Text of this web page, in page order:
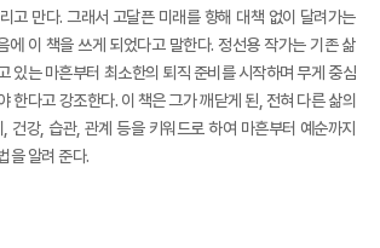
고 만다. 그래서 고달픈 미래를 향해 대책 없이 달려가는
에 이 책을 쓰게 되었다고 말한다. 정선용 작가는 기존 삶
있는 마흔부터 최소한의 퇴직 준비를 시작하며 무게 중심
한다고 강조한다. 이 책은 그가 깨닫게 된, 전혀 다른 삶의
건강, 습관, 관계 등을 키워드로 하여 마흔부터 예순까지
을 알려 준다.